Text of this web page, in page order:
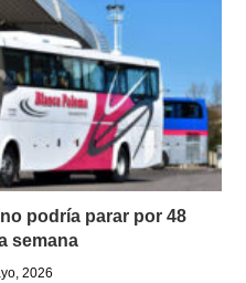
podría parar por 48
semana
2026